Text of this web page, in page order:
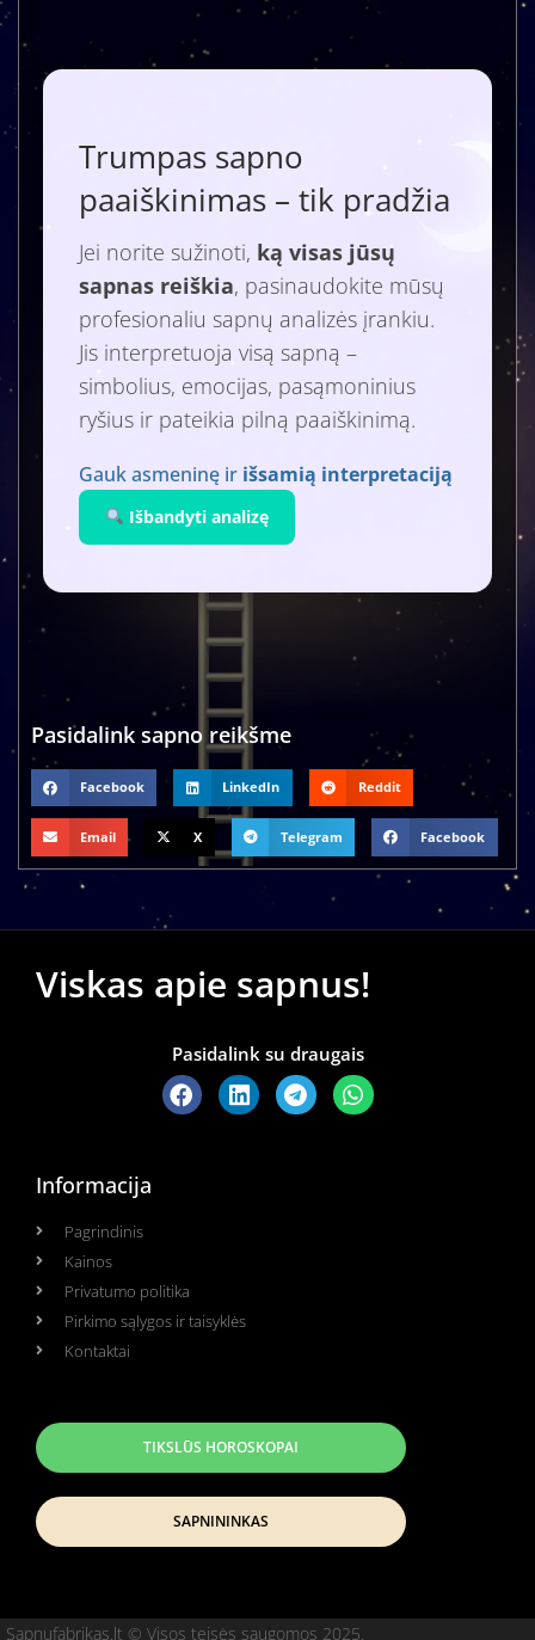
Trumpas sapno
paaiškinimas – tik pradžia
Jei norite sužinoti, ką visas jūsų
sapnas reiškia, pasinaudokite mūsų
profesionaliu sapnų analizės įrankiu.
Jis interpretuoja visą sapną –
simbolius, emocijas, pasąmoninius
ryšius ir pateikia pilną paaiškinimą.
Gauk asmeninę ir išsamią interpretaciją
Išbandyti analizę
Pasidalink sapno reikšme
Facebook LinkedIn Reddit
Email X Telegram Facebook
Viskas apie sapnus!
Pasidalink su draugais
Informacija
Pagrindinis
Kainos
Privatumo politika
Pirkimo sąlygos ir taisyklės
Kontaktai
TIKSLŪS HOROSKOPAI
SAPNININKAS
Sapnufabrikas.lt © Visos teisės saugomos 2025.